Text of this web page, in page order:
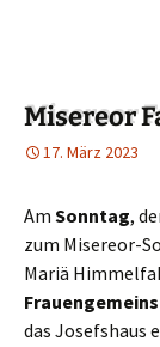
Misereor
17. März 2023
Am Sonntag,
zum Misereor-
Mariä
das Josefshaus